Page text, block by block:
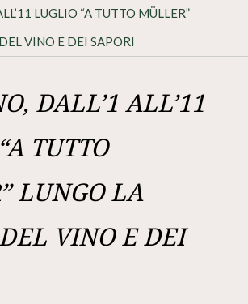
LUGLIO “A TUTTO MÜLLER”
VINO E DEI SAPORI
DALL’1 ALL’11
TUTTO
LUNGO LA
VINO E DEI